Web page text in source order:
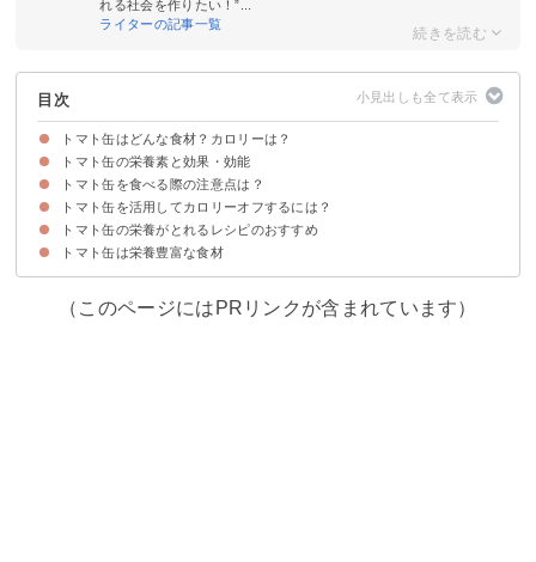
れる社会を作りたい！”...
ライターの記事一覧
目次
トマト缶はどんな食材？カロリーは？
トマト缶の種類・違い
トマト缶（1缶）のカロリー・糖質
トマト缶の栄養素と効果・効能
①リコピン
②ビタミンA
③ビタミンE
④ビタミンB群
⑤ビタミンC
トマト缶を食べる際の注意点は？
塩分の過剰摂取
トマト缶を活用してカロリーオフするには？
トマト缶以外の具材のカロリーに注意
スープや鍋に入れる
トマト缶を使ったカレーがおすすめ
トマト缶の栄養がとれるレシピのおすすめ
①カレーライス
②トマトソースパスタ
③ミートボールのトマトスープ
トマト缶は栄養豊富な食材
（このページにはPRリンクが含まれています）